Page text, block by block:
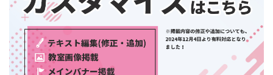
愛媛県
高知県
九州・沖縄
福岡県
佐賀県